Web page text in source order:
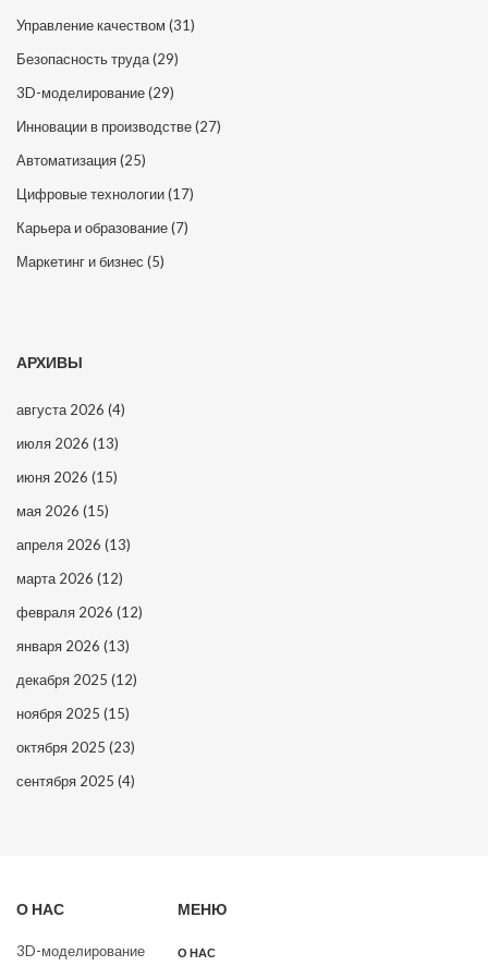
Управление качеством (31)
Безопасность труда(29)
3D-моделирование(29)
Инновации в производстве(27)
Автоматизация(25)
Цифровые технологии(17)
Карьера и образование(7)
Маркетинг и бизнес (5)
АРХИВЫ
августа 2026 (4)
июля 2026 (13)
июня 2026 (15)
мая 2026 (15)
апреля 2026 (13)
марта 2026 (12)
февраля 2026 (12)
января 2026 (13)
декабря 2025 (12)
ноября 2025 (15)
октября 2025 (23)
сентября 2025 (4)
О НАС
3D-моделирование
МЕНЮ
О НАС